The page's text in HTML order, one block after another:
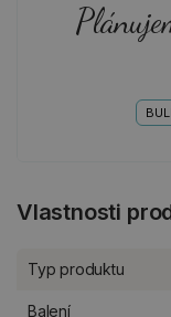
Vlastnosti
Typ produktu
Balení